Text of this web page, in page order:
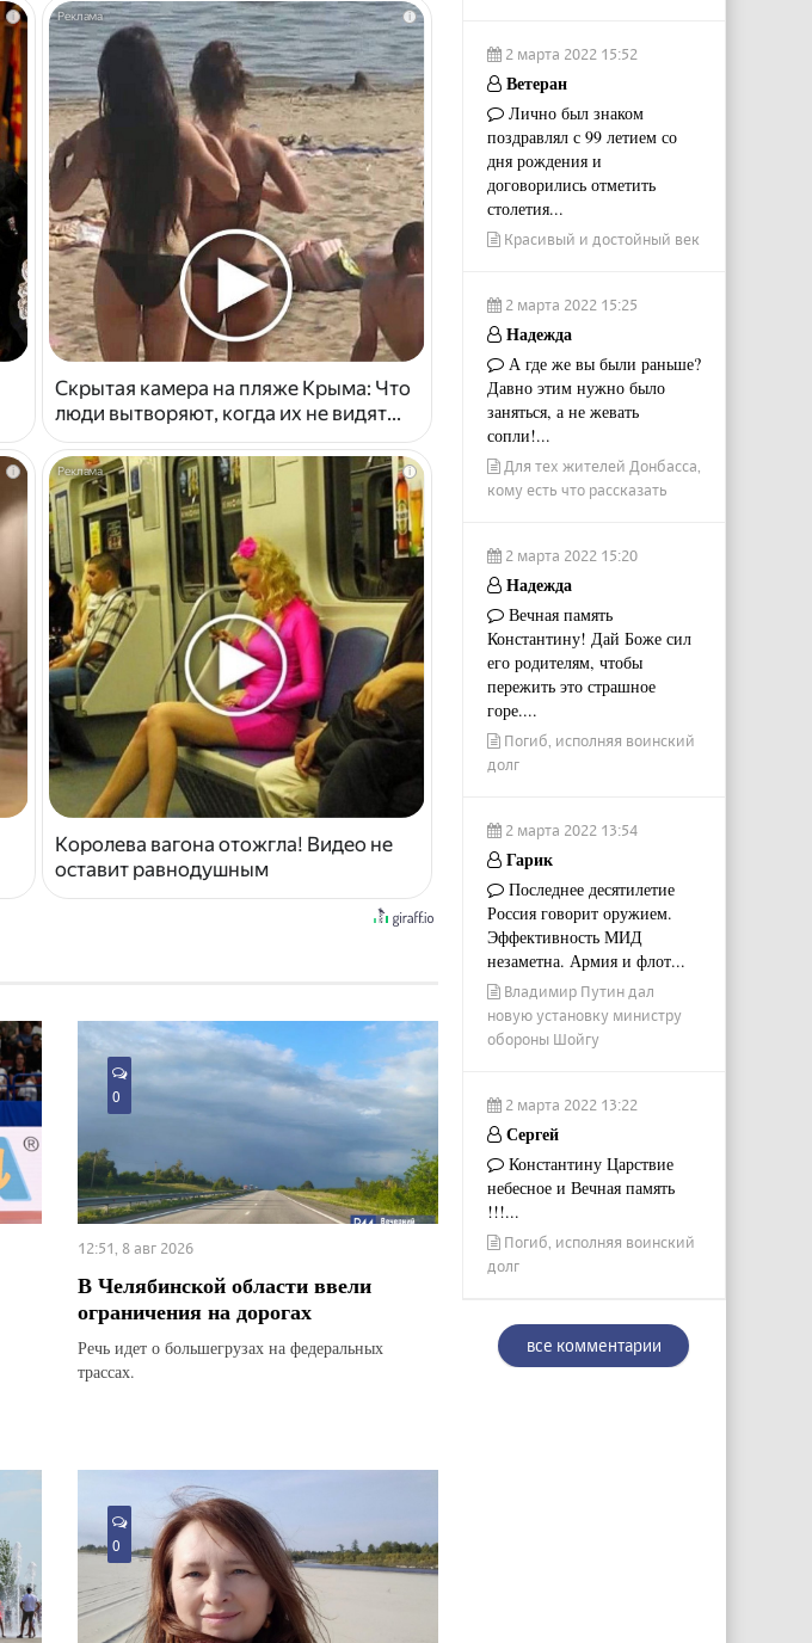
i i
Скрытая камера на пляже Крыма: Что
люди вытворяют, когда их не видят...
i i
Королева вагона отожгла! Видео не
оставит равнодушным
0
12:51, 8 авг 2026
В Челябинской области ввели
ограничения на дорогах
Речь идет о большегрузах на федеральных
трассах.
0
2 марта 2022 15:52
Ветеран
Лично был знаком
поздравлял с 99 летием со
дня рождения и
договорились отметить
столетия...
Красивый и достойный век
2 марта 2022 15:25
Надежда
А где же вы были раньше?
Давно этим нужно было
заняться, а не жевать
сопли!...
Для тех жителей Донбасса,
кому есть что рассказать
2 марта 2022 15:20
Надежда
Вечная память
Константину! Дай Боже сил
его родителям, чтобы
пережить это страшное
горе....
Погиб, исполняя воинский
долг
2 марта 2022 13:54
Гарик
Последнее десятилетие
Россия говорит оружием.
Эффективность МИД
незаметна. Армия и флот...
Владимир Путин дал
новую установку министру
обороны Шойгу
2 марта 2022 13:22
Сергей
Константину Царствие
небесное и Вечная память
!!!...
Погиб, исполняя воинский
долг
все комментарии